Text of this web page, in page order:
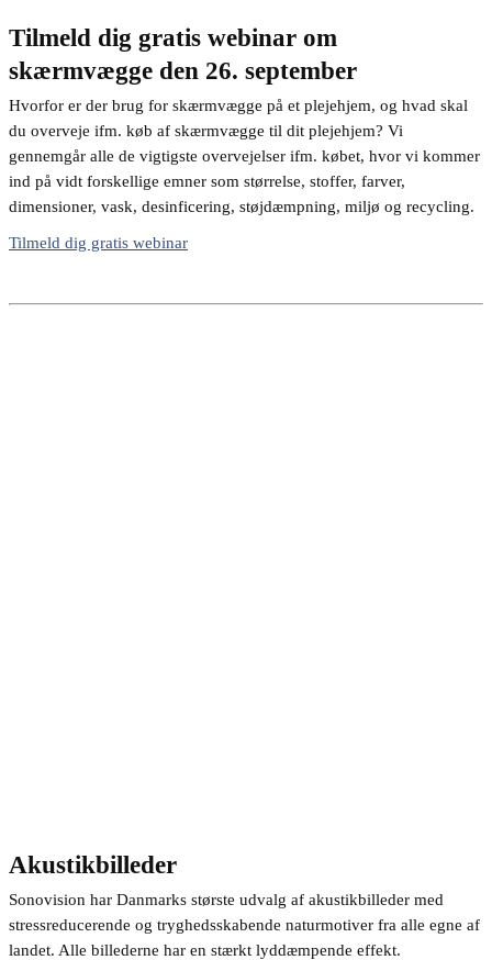
Tilmeld dig gratis webinar om
skærmvægge den 26. september
Hvorfor er der brug for skærmvægge på et plejehjem, og hvad skal
du overveje ifm. køb af skærmvægge til dit plejehjem? Vi
gennemgår alle de vigtigste overvejelser ifm. købet, hvor vi kommer
ind på vidt forskellige emner som størrelse, stoffer, farver,
dimensioner, vask, desinficering, støjdæmpning, miljø og recycling.
Tilmeld dig gratis webinar
Akustikbilleder
Sonovision har Danmarks største udvalg af akustikbilleder med
stressreducerende og tryghedsskabende naturmotiver fra alle egne af
landet. Alle billederne har en stærkt lyddæmpende effekt.